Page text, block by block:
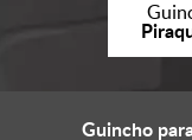
Guincho